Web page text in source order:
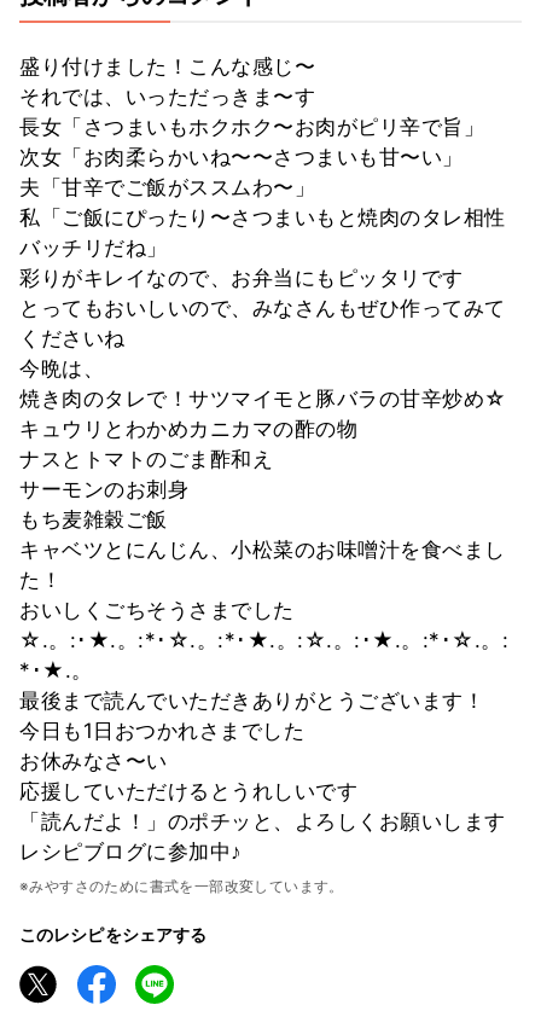
盛り付けました！こんな感じ〜
それでは、いっただっきま〜す
長女「さつまいもホクホク〜お肉がピリ辛で旨」
次女「お肉柔らかいね〜〜さつまいも甘〜い」
夫「甘辛でご飯がススムわ〜」
私「ご飯にぴったり〜さつまいもと焼肉のタレ相性
バッチリだね」
彩りがキレイなので、お弁当にもピッタリです
とってもおいしいので、みなさんもぜひ作ってみて
くださいね
今晩は、
焼き肉のタレで！サツマイモと豚バラの甘辛炒め☆
キュウリとわかめカニカマの酢の物
ナスとトマトのごま酢和え
サーモンのお刺身
もち麦雑穀ご飯
キャベツとにんじん、小松菜のお味噌汁を食べまし
た！
おいしくごちそうさまでした
☆.。:･★.。:*･☆.。:*･★.。:☆.。:･★.。:*･☆.。:
*･★.。
最後まで読んでいただきありがとうございます！
今日も1日おつかれさまでした
お休みなさ〜い
応援していただけるとうれしいです
「読んだよ！」のポチッと、よろしくお願いします
レシピブログに参加中♪
※みやすさのために書式を一部改変しています。
このレシピをシェアする